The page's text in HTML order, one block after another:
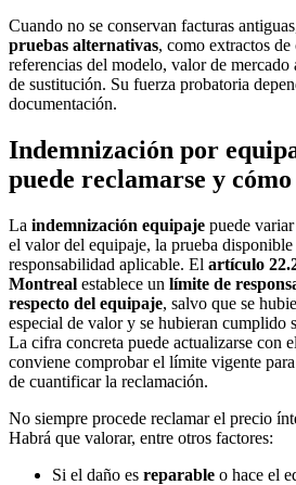
Cuando no se conservan facturas
pruebas alternativas, como extractos
referencias del modelo, valor de
de sustitución. Su fuerza probatoria
documentación.
Indemnización por
puede reclamarse y
La indemnización equipaje puede
el valor del equipaje, la prueba
responsabilidad aplicable. El artículo
Montreal establece un límite de
respecto del equipaje, salvo que se
especial de valor y se hubieran cumplido
La cifra concreta puede actualizarse con
conviene comprobar el límite vigente
de cuantificar la reclamación.
No siempre procede reclamar el precio
Habrá que valorar, entre otros factores:
Si el daño es reparable o hace el